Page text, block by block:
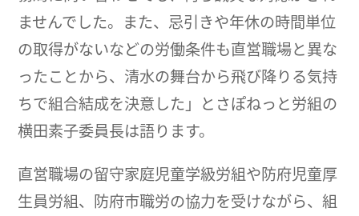
ませんでした。また、忌引きや年休の時間単位
の取得がないなどの労働条件も直営職場と異な
ったことから、清水の舞台から飛び降りる気持
ちで組合結成を決意した」とさぽねっと労組の
横田素子委員長は語ります。
直営職場の留守家庭児童学級労組や防府児童厚
生員労組、防府市職労の協力を受けながら、組